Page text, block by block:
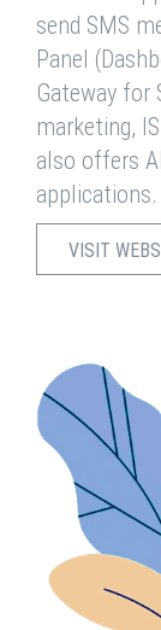
send SMS
Panel
Gateway for
marketing,
also offers
applications.
VISIT